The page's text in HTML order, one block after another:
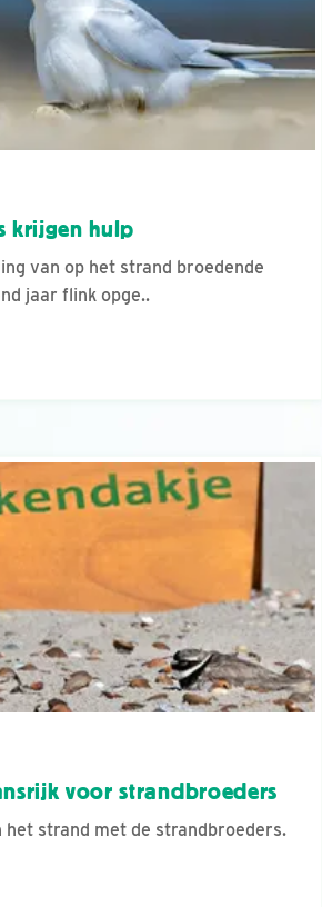
krijgen hulp
van op het strand broedende
jaar flink opge..
voor strandbroeders
het strand met de strandbroeders.